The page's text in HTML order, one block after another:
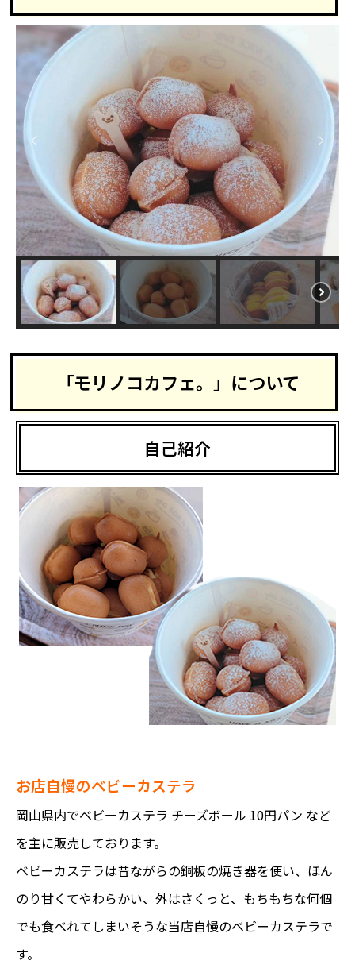
「モリノコカフェ。」について
自己紹介
お店自慢のベビーカステラ
岡山県内でベビーカステラ チーズボール 10円パン など
を主に販売しております。
ベビーカステラは昔ながらの銅板の焼き器を使い、ほん
のり甘くてやわらかい、外はさくっと、もちもちな何個
でも食べれてしまいそうな当店自慢のベビーカステラで
す。